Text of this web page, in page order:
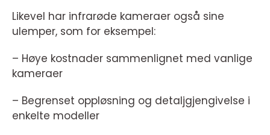
Likevel har infrarøde kameraer også sine
ulemper, som for eksempel:
– Høye kostnader sammenlignet med vanlige
kameraer
– Begrenset oppløsning og detaljgjengivelse i
enkelte modeller